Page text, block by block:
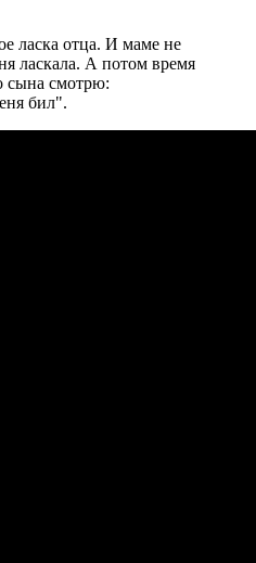
ласка отца. И маме не
ласкала. А потом время
сына смотрю:
бил".